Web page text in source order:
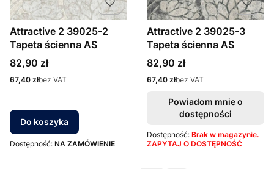
Attractive 2 39025-2
Tapeta ścienna AS
Cena
82,90 zł
Cena
67,40 złbez VAT
Do koszyka
Dostępność: NA ZAMÓWIENIE
Attractive 2 39025-3
Tapeta ścienna AS
Cena
82,90 zł
Cena
67,40 złbez VAT
Powiadom mnie o
dostępności
Dostępność: Brak w magazynie.
ZAPYTAJ O DOSTĘPNOŚĆ